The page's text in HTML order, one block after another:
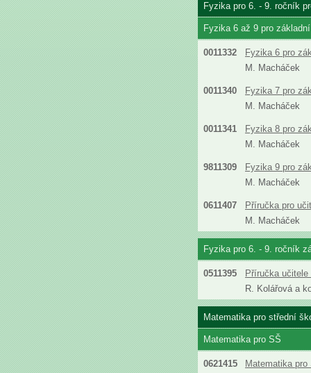
Fyzika pro 6. - 9. ročník
Fyzika 6 až 9 pro
0011332
Fyzika 6 pro
M. Macháček
0011340
Fyzika 7 pro
M. Macháček
0011341
Fyzika 8 pro
M. Macháček
9811309
Fyzika 9 pro
M. Macháček
0611407
Příručka pro
M. Macháček
Fyzika pro 6. - 9. ročník
0511395
Příručka
R. Kolářová a
Matematika pro střední
Matematika pro SŠ
0621415
Matematika